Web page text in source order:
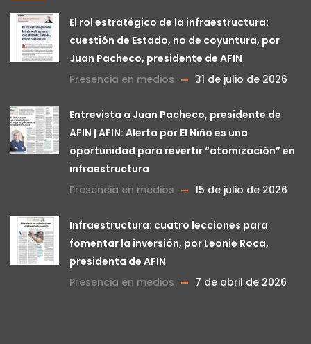
El rol estratégico de la infraestructura:
cuestión de Estado, no de coyuntura, por
Juan Pacheco, presidente de AFIN
Presencia en medios
31 de julio de 2026
Entrevista a Juan Pacheco, presidente de
AFIN | AFIN: Alerta por El Niño es una
oportunidad para revertir “atomización” en
infraestructura
Presencia en medios
15 de julio de 2026
Infraestructura: cuatro lecciones para
fomentar la inversión, por Leonie Roca,
presidenta de AFIN
Presencia en medios
7 de abril de 2026